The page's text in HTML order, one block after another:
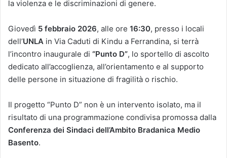
la violenza e le discriminazioni di genere.
Giovedì 5 febbraio 2026, alle ore 16:30, presso i locali
dell’UNLA in Via Caduti di Kindu a Ferrandina, si terrà
l’incontro inaugurale di “Punto D”, lo sportello di ascolto
dedicato all’accoglienza, all’orientamento e al supporto
delle persone in situazione di fragilità o rischio.
Il progetto “Punto D” non è un intervento isolato, ma il
risultato di una programmazione condivisa promossa dalla
Conferenza dei Sindaci dell’Ambito Bradanica Medio
Basento.